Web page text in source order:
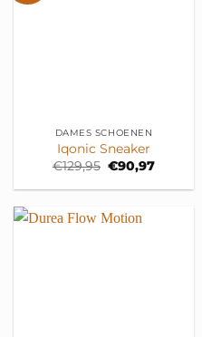
DAMES SCHOENEN
Iqonic Sneaker
€129,95 Oorspronkelijke
was:
€90,97Huidige
is: